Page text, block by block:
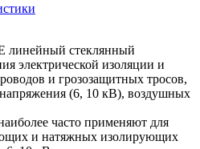
линейный стеклянный
электрической изоляции и
и грозозащитных тросов,
(6, 10 кВ), воздушных
часто применяют для
и натяжных изолирующих